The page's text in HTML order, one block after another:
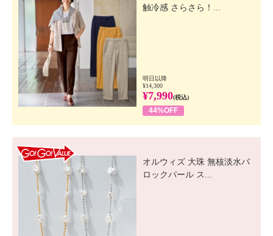
触冷感 さらさら！...
明日以降
¥14,300
¥7,990(税込)
44%OFF
オルウィズ 大珠 無核淡水バ
ロックパール ス...